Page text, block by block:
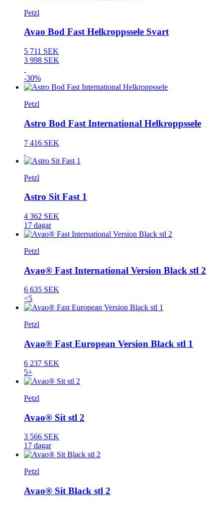
Petzl
Avao Bod Fast Helkroppssele Svart
5 711 SEK
3 998 SEK
-30%
Petzl
Astro Bod Fast International Helkroppssele
7 416 SEK
Petzl
Astro Sit Fast 1
4 362 SEK
17 dagar
Petzl
Avao® Fast International Version Black stl 2
6 635 SEK
<5
Petzl
Avao® Fast European Version Black stl 1
6 237 SEK
5+
Petzl
Avao® Sit stl 2
3 566 SEK
17 dagar
Petzl
Avao® Sit Black stl 2